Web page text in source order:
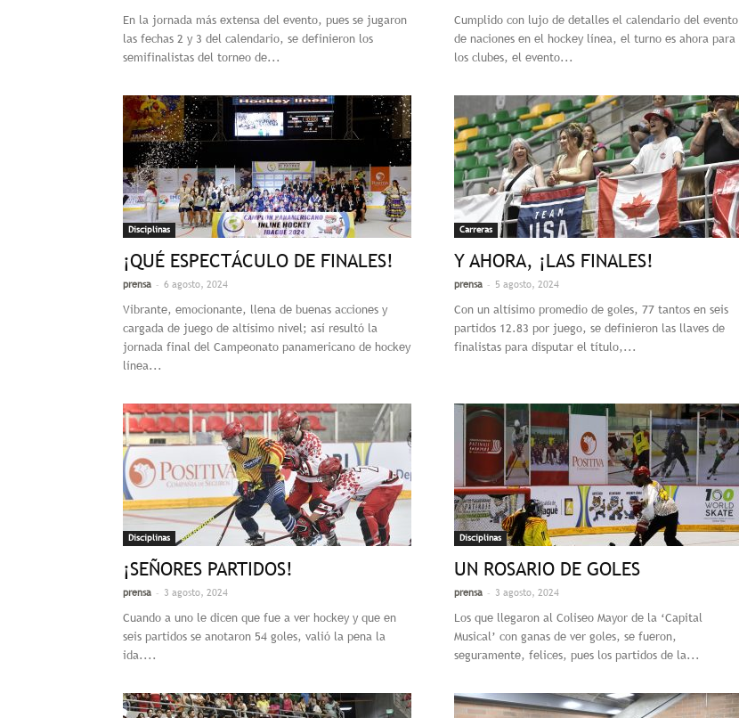
En la jornada más extensa del evento, pues se jugaron
las fechas 2 y 3 del calendario, se definieron los
semifinalistas del torneo de...
Cumplido con lujo de detalles el calendario del evento
de naciones en el hockey línea, el turno es ahora para
los clubes, el evento...
Disciplinas
¡QUÉ ESPECTÁCULO DE FINALES!
prensa - 6 agosto, 2024
Vibrante, emocionante, llena de buenas acciones y
cargada de juego de altísimo nivel; así resultó la
jornada final del Campeonato panamericano de hockey
línea...
Carreras
Y AHORA, ¡LAS FINALES!
prensa - 5 agosto, 2024
Con un altísimo promedio de goles, 77 tantos en seis
partidos 12.83 por juego, se definieron las llaves de
finalistas para disputar el título,...
Disciplinas
¡SEÑORES PARTIDOS!
prensa - 3 agosto, 2024
Cuando a uno le dicen que fue a ver hockey y que en
seis partidos se anotaron 54 goles, valió la pena la
ida....
Disciplinas
UN ROSARIO DE GOLES
prensa - 3 agosto, 2024
Los que llegaron al Coliseo Mayor de la ‘Capital
Musical’ con ganas de ver goles, se fueron,
seguramente, felices, pues los partidos de la...